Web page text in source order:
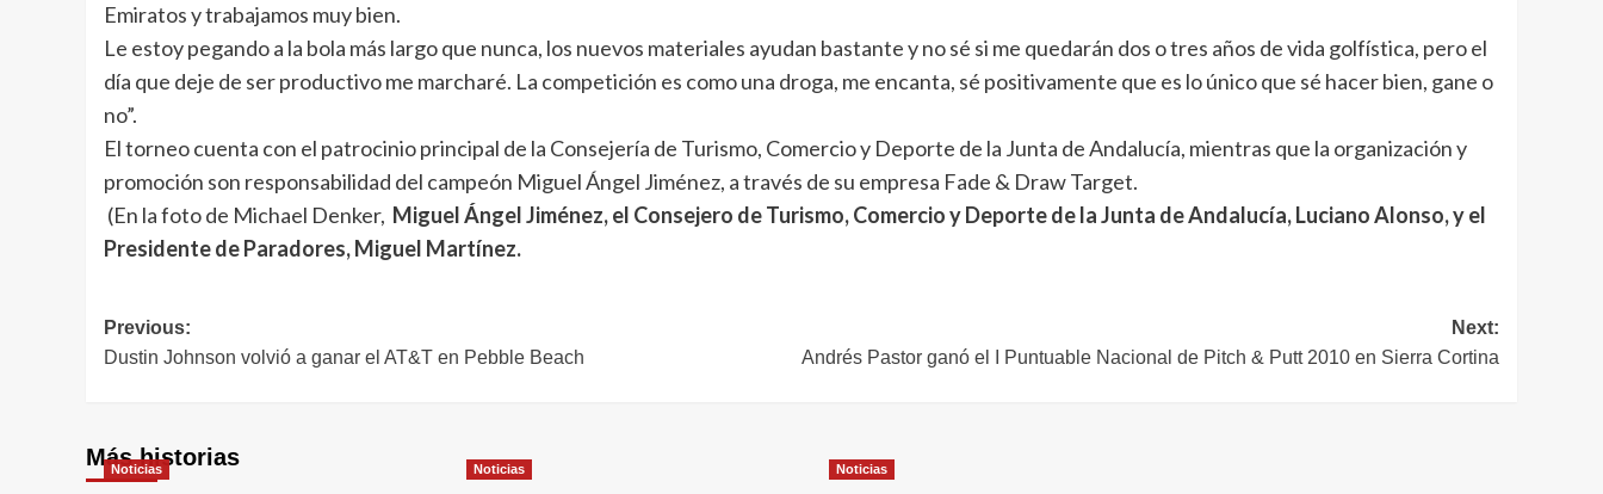
Emiratos y trabajamos muy bien.
Le estoy pegando a la bola más largo que nunca, los nuevos materiales ayudan bastante y no sé si me quedarán dos o tres años de vida golfística, pero el
día que deje de ser productivo me marcharé. La competición es como una droga, me encanta, sé positivamente que es lo único que sé hacer bien, gane o
no”.
El torneo cuenta con el patrocinio principal de la Consejería de Turismo, Comercio y Deporte de la Junta de Andalucía, mientras que la organización y
promoción son responsabilidad del campeón Miguel Ángel Jiménez, a través de su empresa Fade & Draw Target.
(En la foto de Michael Denker, Miguel Ángel Jiménez, el Consejero de Turismo, Comercio y Deporte de la Junta de Andalucía, Luciano Alonso, y el
Presidente de Paradores, Miguel Martínez.
Navegación
de
Previous:
Dustin Johnson volvió a ganar el AT&T en Pebble Beach
Next:
Andrés Pastor ganó el I Puntuable Nacional de Pitch & Putt 2010 en Sierra Cortina
Más historias
Noticias Noticias Noticias